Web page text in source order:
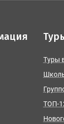
Туры
ТОП-